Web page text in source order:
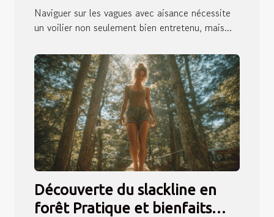
pour votre voilier
Naviguer sur les vagues avec aisance nécessite
un voilier non seulement bien entretenu, mais...
Découverte du slackline en
forêt Pratique et bienfaits